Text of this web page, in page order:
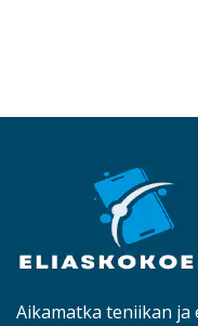
Aikamatka teniikan